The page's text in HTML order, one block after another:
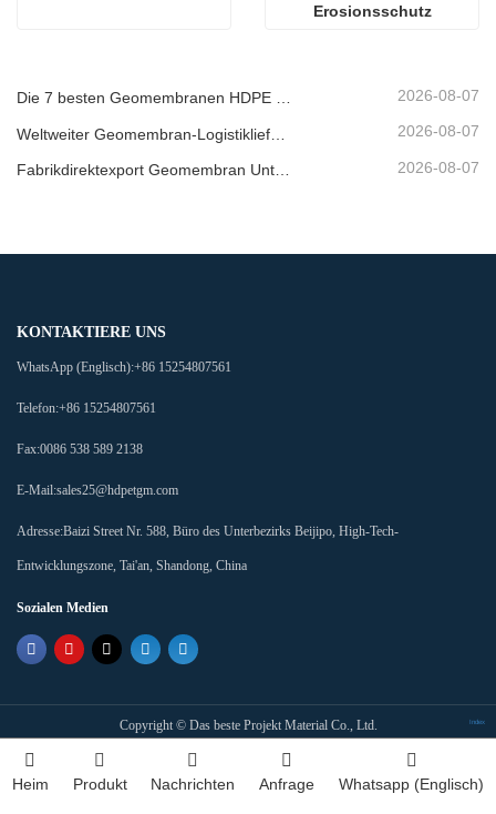
Erosionsschutz
Die 7 besten Geomembranen HDPE 2 mm Liste 2026-08-07
2026-08-07
2026-08-07
KONTAKTIERE UNS
WhatsApp (Englisch):+86 15254807561
Telefon:+86 15254807561
Fax:0086 538 589 2138
E-Mail:sales25@hdpetgm.com
Adresse:Baizi Street Nr. 588, Büro des Unterbezirks Beijipo, High-Tech-
Entwicklungszone, Tai'an, Shandong, China
Sozialen Medien
Copyright © Das beste Projekt Material Co., Ltd. Index
Heim Produkt Nachrichten Anfrage Whatsapp (Englisch)